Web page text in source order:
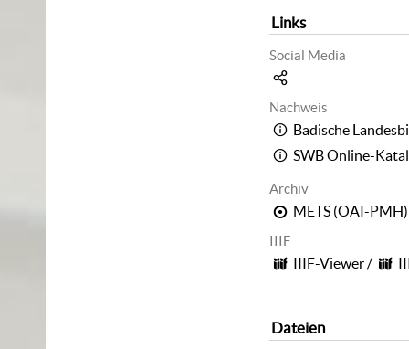
Links
Social Media
Nachweis
Badische
SWB Online-
Archiv
METS (OAI-PMH)
IIIF
IIIF-Viewer/
Dateien